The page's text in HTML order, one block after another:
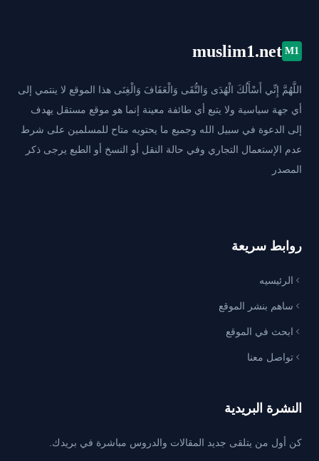
M1
muslim1.net
اللَّهُمَّ إِنِّي أَسْأَلُكَ الْهُدَى وَالتُّقَى وَالْعَفَافَ وَالْغِنَى هذا الموقع لا ينتمي إلى
أي جهة سياسية ولا يتبع أي طائفة معينة إنما هو موقع مستقل يهدف
إلى الدعوة في سبيل الله وجميع ما يحتويه متاح للمسلمين على شرط
عدم الإستعمال التجاري وفي حالة النقل أو النسخ أو الطبع يرجى ذكر
المصدر
روابط سريعة
الرئيسيه
ساهم بنشر الموقع
ابحث في الموقع
تواصل معنا
النشرة البريدية
كن أول من يتلقى جديد المقالات والدروس مباشرة في بريدك.